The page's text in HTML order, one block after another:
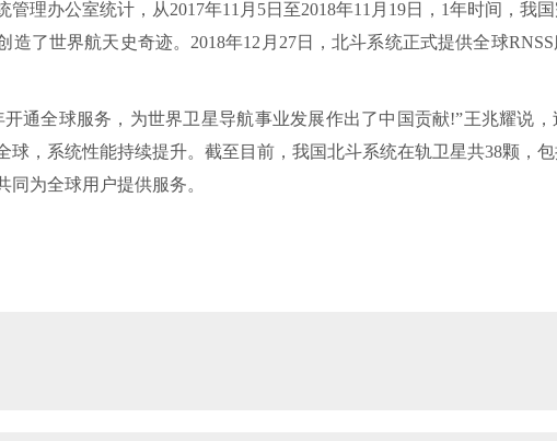
办公室统计，从2017年11月5日至2018年11月19日，1年时间，我
造了世界航天史奇迹。2018年12月27日，北斗系统正式提供全球
全球服务，为世界卫星导航事业发展作出了中国贡献!”王兆耀说，
球，系统性能持续提升。截至目前，我国北斗系统在轨卫星共38颗，
同为全球用户提供服务。